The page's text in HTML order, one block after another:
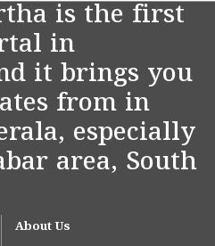
is the first
in
it brings you
from in
especially
area, South
About Us